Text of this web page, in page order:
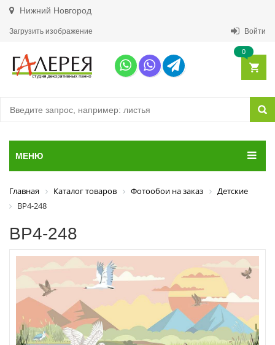
Нижний Новгород
Загрузить изображение Войти
0
МЕНЮ
Главная Каталог товаров Фотообои на заказ
Детские
ВР4-248
ВР4-248